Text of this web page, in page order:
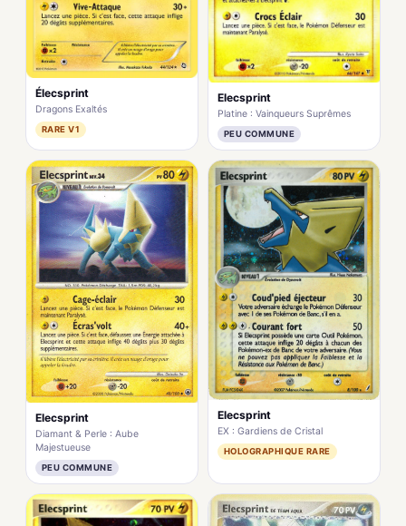
Élecsprint
Dragons Exaltés
RARE V1
Elecsprint
Platine : Vainqueurs Suprêmes
PEU COMMUNE
Elecsprint
Diamant & Perle : Aube
Majestueuse
PEU COMMUNE
Elecsprint
EX : Gardiens de Cristal
HOLOGRAPHIQUE RARE